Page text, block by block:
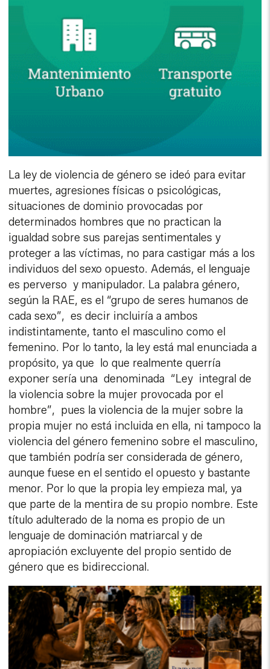
La ley de violencia de género se ideó para evitar
muertes, agresiones físicas o psicológicas,
situaciones de dominio provocadas por
determinados hombres que no practican la
igualdad sobre sus parejas sentimentales y
proteger a las víctimas, no para castigar más a los
individuos del sexo opuesto. Además, el lenguaje
es perverso y manipulador. La palabra género,
según la RAE, es el “grupo de seres humanos de
cada sexo”, es decir incluiría a ambos
indistintamente, tanto el masculino como el
femenino. Por lo tanto, la ley está mal enunciada a
propósito, ya que lo que realmente querría
exponer sería una denominada “Ley integral de
la violencia sobre la mujer provocada por el
hombre”, pues la violencia de la mujer sobre la
propia mujer no está incluida en ella, ni tampoco la
violencia del género femenino sobre el masculino,
que también podría ser considerada de género,
aunque fuese en el sentido el opuesto y bastante
menor. Por lo que la propia ley empieza mal, ya
que parte de la mentira de su propio nombre. Este
título adulterado de la noma es propio de un
lenguaje de dominación matriarcal y de
apropiación excluyente del propio sentido de
género que es bidireccional.